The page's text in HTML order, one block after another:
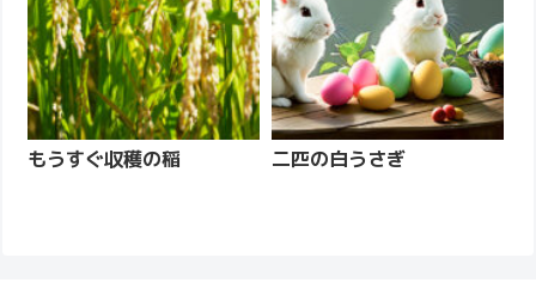
もうすぐ収穫の稲 二匹の白うさぎ